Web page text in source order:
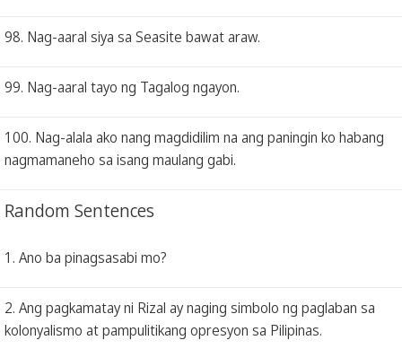
98. Nag-aaral siya sa Seasite bawat araw.
99. Nag-aaral tayo ng Tagalog ngayon.
100. Nag-alala ako nang magdidilim na ang paningin ko habang
nagmamaneho sa isang maulang gabi.
Random Sentences
1. Ano ba pinagsasabi mo?
2. Ang pagkamatay ni Rizal ay naging simbolo ng paglaban sa
kolonyalismo at pampulitikang opresyon sa Pilipinas.